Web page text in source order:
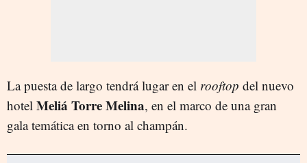
La puesta de largo tendrá lugar en el rooftop del nuevo
hotel Meliá Torre Melina, en el marco de una gran
gala temática en torno al champán.